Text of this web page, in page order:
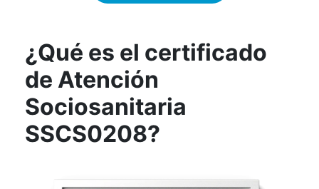
¿Qué es el certificado
de Atención
Sociosanitaria
SSCS0208?